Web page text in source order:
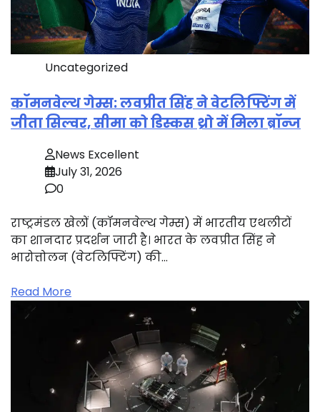
Uncategorized
कॉमनवेल्थ गेम्स: लवप्रीत सिंह ने वेटलिफ्टिंग में
जीता सिल्वर, सीमा को डिस्कस थ्रो में मिला ब्रॉन्ज
News Excellent
July 31, 2026
0
राष्ट्रमंडल खेलों (कॉमनवेल्थ गेम्स) में भारतीय एथलीटों
का शानदार प्रदर्शन जारी है। भारत के लवप्रीत सिंह ने
भारोत्तोलन (वेटलिफ्टिंग) की…
Read More